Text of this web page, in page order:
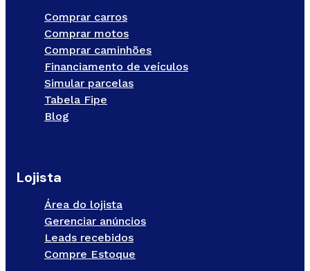
Comprar carros
Comprar motos
Comprar caminhões
Financiamento de veículos
Simular parcelas
Tabela Fipe
Blog
Lojista
Área do lojista
Gerenciar anúncios
Leads recebidos
Compre Estoque